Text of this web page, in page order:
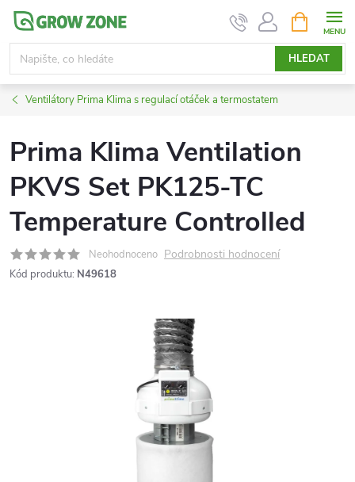
Přejít
obsah
HLEDAT
NÁKUPNÍ
KOŠÍK
Ventilátory Prima Klima s regulací otáček a termostatem
Prima Klima Ventilation
PKVS Set PK125-TC
Temperature Controlled
Neohodnoceno Podrobnosti hodnocení
Kód produktu: N49618